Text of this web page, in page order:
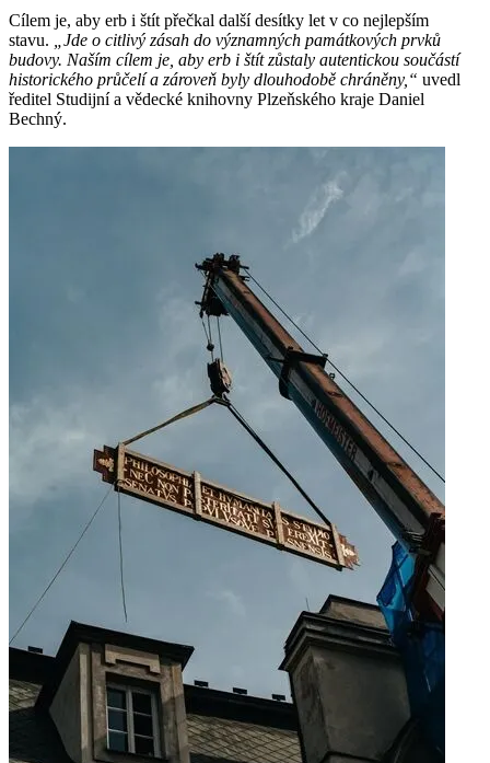
Cílem je, aby erb i štít přečkal další desítky let v co nejlepším
stavu. „Jde o citlivý zásah do významných památkových prvků
budovy. Naším cílem je, aby erb i štít zůstaly autentickou součástí
historického průčelí a zároveň byly dlouhodobě chráněny,“ uvedl
ředitel Studijní a vědecké knihovny Plzeňského kraje Daniel
Bechný.